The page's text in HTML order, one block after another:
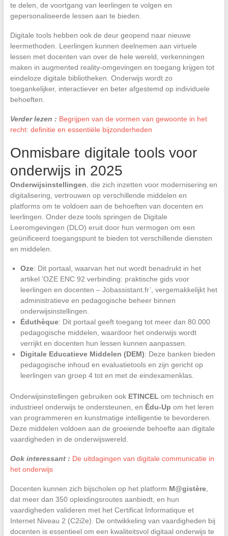
te delen, de voortgang van leerlingen te volgen en
gepersonaliseerde lessen aan te bieden.
Digitale tools hebben ook de deur geopend naar nieuwe
leermethoden. Leerlingen kunnen deelnemen aan virtuele
lessen met docenten van over de hele wereld, verkenningen
maken in augmented reality-omgevingen en toegang krijgen tot
eindeloze digitale bibliotheken. Onderwijs wordt zo
toegankelijker, interactiever en beter afgestemd op individuele
behoeften.
Verder lezen : Begrijpen van de vormen van gewoonte in het
recht: definitie en essentiële bijzonderheden
Onmisbare digitale tools voor
onderwijs in 2025
Onderwijsinstellingen , die zich inzetten voor modernisering en
digitalisering, vertrouwen op verschillende middelen en
platforms om te voldoen aan de behoeften van docenten en
leerlingen. Onder deze tools springen de Digitale
Leeromgevingen (DLO) eruit door hun vermogen om een ​​
geünificeerd toegangspunt te bieden tot verschillende diensten
en middelen.
Oze: Dit portaal, waarvan het nut wordt benadrukt in het
artikel ‘OZE ENC 92 verbinding: praktische gids voor
leerlingen en docenten – Jobassistant.fr’, vergemakkelijkt het
administratieve en pedagogische beheer binnen
onderwijsinstellingen.
Éduthèque: Dit portaal geeft toegang tot meer dan 80.000
pedagogische middelen, waardoor het onderwijs wordt
verrijkt en docenten hun lessen kunnen aanpassen.
Digitale Educatieve Middelen (DEM): Deze banken bieden
pedagogische inhoud en evaluatietools en zijn gericht op
leerlingen van groep 4 tot en met de eindexamenklas.
Onderwijsinstellingen gebruiken ook ETINCEL om technisch en
industrieel onderwijs te ondersteunen, en Édu-Up om het leren
van programmeren en kunstmatige intelligentie te bevorderen.
Deze middelen voldoen aan de groeiende behoefte aan digitale
vaardigheden in de onderwijswereld.
Ook interessant : De uitdagingen van digitale communicatie in
het onderwijs
Docenten kunnen zich bijscholen op het platform M@gistère,
dat meer dan 350 opleidingsroutes aanbiedt, en hun
vaardigheden valideren met het Certificat Informatique et
Internet Niveau 2 (C2i2e). De ontwikkeling van vaardigheden bij
docenten is essentieel om een kwaliteitsvol digitaal onderwijs te